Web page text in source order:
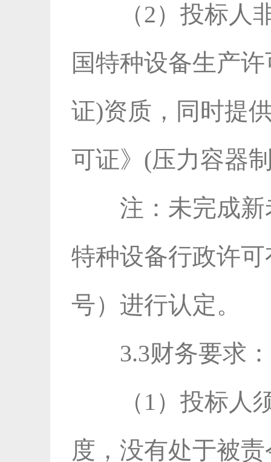
（2）投标
国特种设备生产
证)资质，同时提
可证》(压力容器
注：未完成
特种设备行政许
号）进行认定。
3.3财务要求：
（1）投标
度，没有处于被